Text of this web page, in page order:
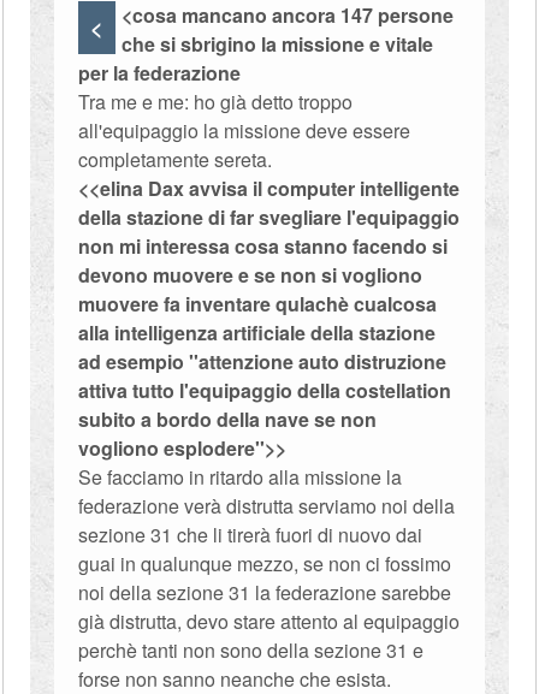
<
<cosa mancano ancora 147 persone
che si sbrigino la missione e vitale
per la federazione
Tra me e me: ho già detto troppo
all'equipaggio la missione deve essere
completamente sereta.
<<elina Dax avvisa il computer intelligente
della stazione di far svegliare l'equipaggio
non mi interessa cosa stanno facendo si
devono muovere e se non si vogliono
muovere fa inventare qulachè cualcosa
alla intelligenza artificiale della stazione
ad esempio ''attenzione auto distruzione
attiva tutto l'equipaggio della costellation
subito a bordo della nave se non
vogliono esplodere''>>
Se facciamo in ritardo alla missione la
federazione verà distrutta serviamo noi della
sezione 31 che li tirerà fuori di nuovo dai
guai in qualunque mezzo, se non ci fossimo
noi della sezione 31 la federazione sarebbe
già distrutta, devo stare attento al equipaggio
perchè tanti non sono della sezione 31 e
forse non sanno neanche che esista.